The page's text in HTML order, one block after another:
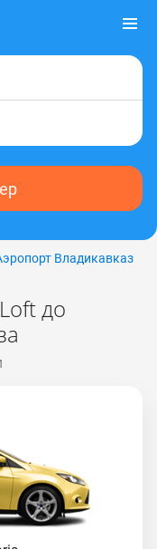
Владикавказ
до